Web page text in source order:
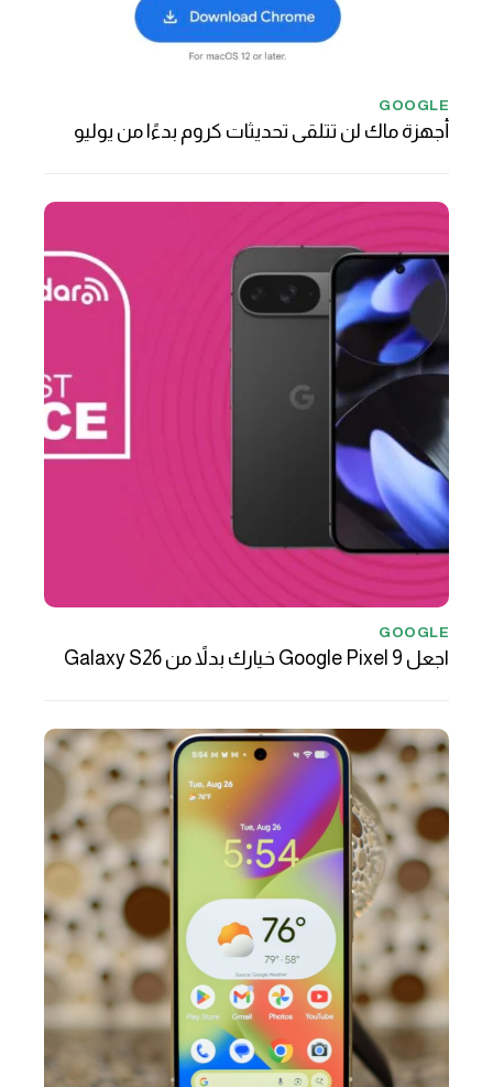
GOOGLE
أجهزة ماك لن تتلقى تحديثات كروم بدءًا من يوليو
GOOGLE
اجعل Google Pixel 9 خيارك بدلاً من Galaxy S26